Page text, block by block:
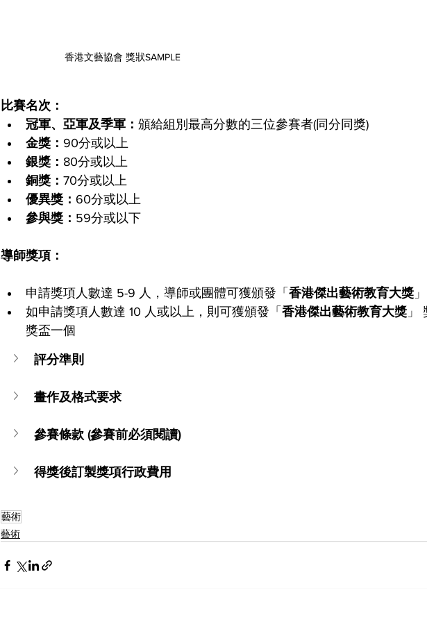
香港文藝協會 獎狀SAMPLE
比賽名次：
冠軍、亞軍及季軍： 頒給組別最高分數的三位參賽者(同分同獎)
金獎： 90分或以上
銀獎： 80分或以上
銅獎： 70分或以上
優異獎： 60分或以上
參與獎： 59分或以下
導師獎項：
申請獎項人數達 5-9 人，導師或團體可獲頒發「 香港傑出藝術教育大獎
如申請獎項人數達 10 人或以上，則可獲頒發「 香港傑出藝術教育大獎 」
獎盃一個
評分準則
畫作及格式要求
參賽條款 (參賽前必須閱讀)
得獎後訂製獎項行政費用
藝術
藝術